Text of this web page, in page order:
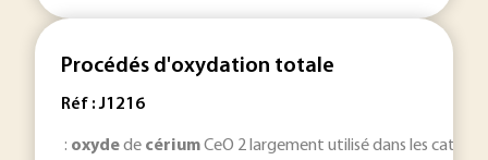
Procédés d'oxydation totale
Réf : J1216
: oxydede cériumCeO 2 largement utilisé dans les